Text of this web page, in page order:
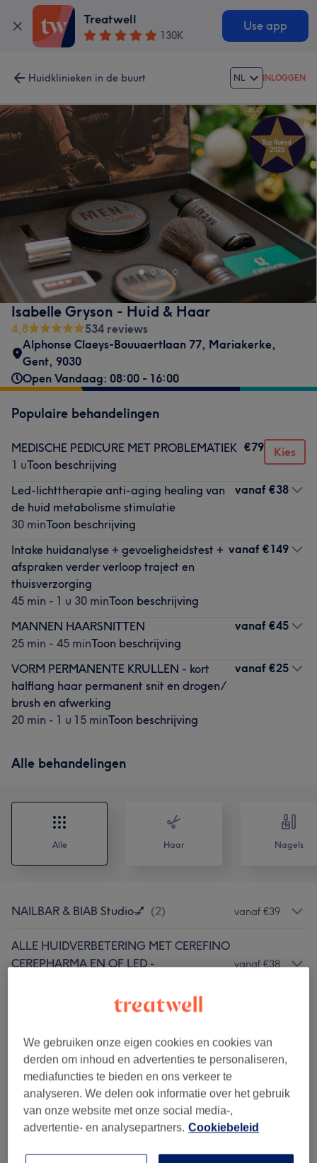
Treatwell
130K
Use app
Huidklinieken in de buurt NL INLOGGEN
Isabelle Gryson - Huid & Haar
4,8
534 reviews
Alphonse Claeys-Bouuaertlaan 77, Mariakerke,
Gent, 9030
Open Vandaag: 08:00 - 16:00
Populaire behandelingen
MEDISCHE PEDICURE MET PROBLEMATIEK
1 uToon beschrijving
€79 Kies
Led-lichttherapie anti-aging healing van
de huid metabolisme stimulatie
30 minToon beschrijving
vanaf €38
Intake huidanalyse + gevoeligheidstest +
afspraken verder verloop traject en
thuisverzorging
45 min - 1 u 30 minToon beschrijving
vanaf €149
MANNEN HAARSNITTEN
25 min - 45 minToon beschrijving
vanaf €45
VORM PERMANENTE KRULLEN - kort
halflang haar permanent snit en drogen/
brush en afwerking
20 min - 1 u 15 minToon beschrijving
vanaf €25
Alle behandelingen
Alle Haar Nagels
NAILBAR & BIAB Studio💅 (2) vanaf €39
ALLE HUIDVERBETERING MET CEREFINO
CEREPHARMA EN OF LED -
vanaf €38
COSMEDISCHE HUIDTHERAPIE MET PH-
CEREFINO EN NIET INVASIEVE
COLLAGEEN
(1
VOOR DE HEREN HAAR SNITTEN ( vanaf €45
DAMES HAARSTYLING (1 vanaf €30
We gebruiken onze eigen cookies en cookies van
derden om inhoud en advertenties te personaliseren,
mediafuncties te bieden en ons verkeer te
analyseren. We delen ook informatie over het gebruik
van onze website met onze social media-,
advertentie- en analysepartners. Cookiebeleid